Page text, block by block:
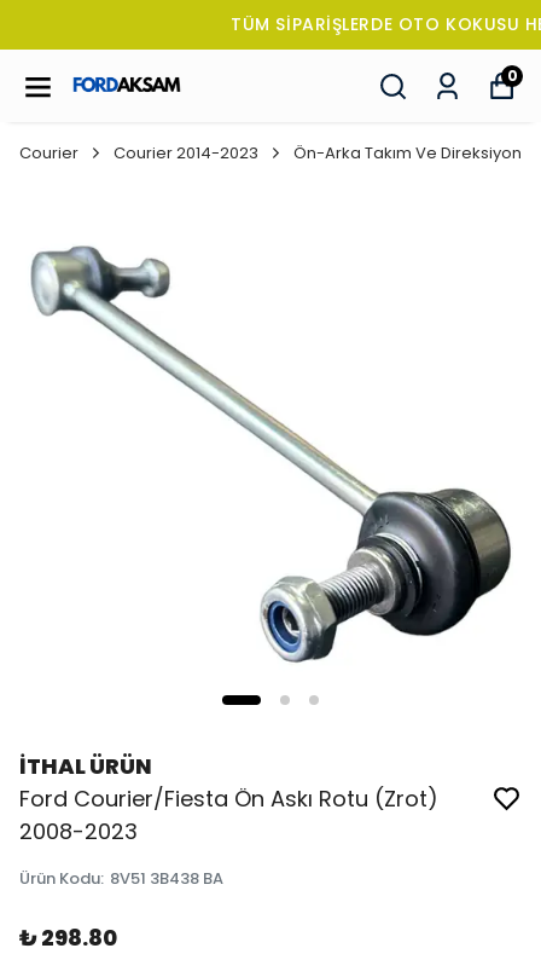
TÜM SİPARİŞLERDE OTO KOKUSU HEDİYE!
0
Courier Courier 2014-2023 Ön-Arka Takım Ve Direksiyon
İTHAL ÜRÜN
Ford Courier/Fiesta Ön Askı Rotu (Zrot)
2008-2023
Ürün Kodu: 8V51 3B438 BA
₺ 298.80